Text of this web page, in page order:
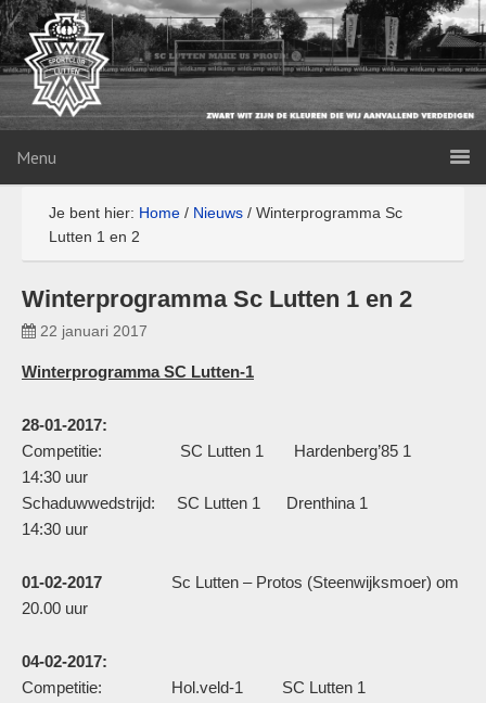
Menu
Je bent hier: Home / Nieuws / Winterprogramma Sc
Lutten 1 en 2
Winterprogramma Sc Lutten 1 en 2
22 januari 2017
Winterprogramma SC Lutten-1
28-01-2017:
Competitie: SC Lutten 1 Hardenberg’85 1
14:30 uur
Schaduwwedstrijd: SC Lutten 1 Drenthina 1
14:30 uur
01-02-2017
Sc Lutten – Protos (Steenwijksmoer) om
20.00 uur
04-02-2017:
Competitie: Hol.veld-1 SC Lutten 1